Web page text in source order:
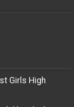
Girls High